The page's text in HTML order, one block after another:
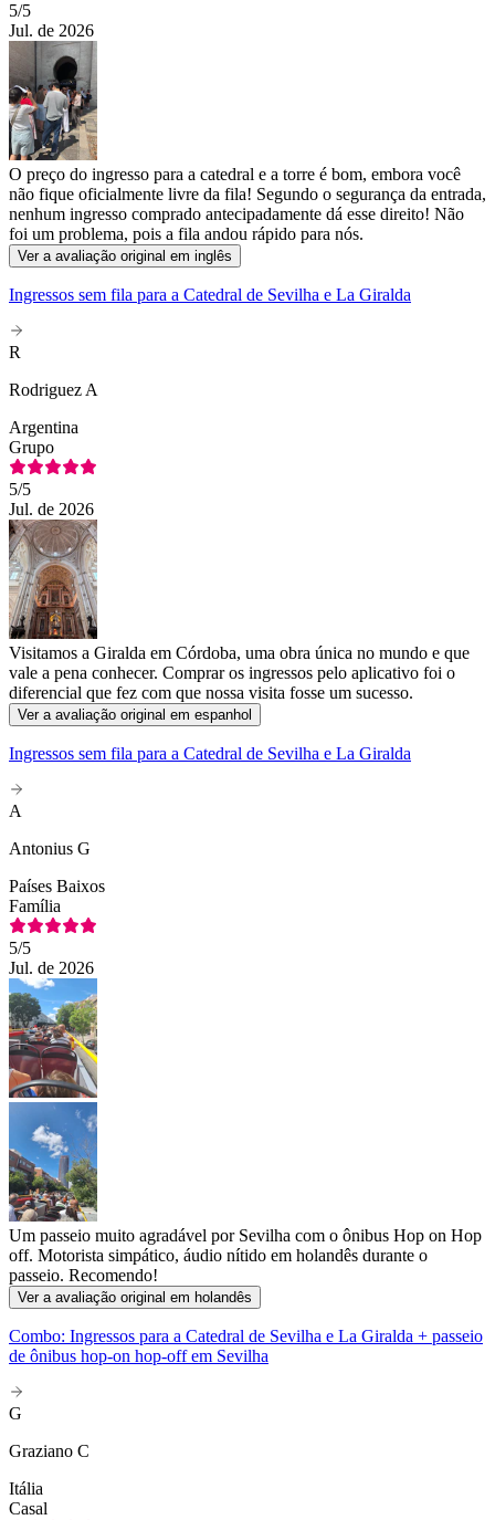
5/5
Jul. de 2026
O preço do ingresso para a catedral e a torre é bom, embora você
não fique oficialmente livre da fila! Segundo o segurança da entrada,
nenhum ingresso comprado antecipadamente dá esse direito! Não
foi um problema, pois a fila andou rápido para nós.
Ver a avaliação original em inglês
Ingressos sem fila para a Catedral de Sevilha e La Giralda
R
Rodriguez A
Argentina
Grupo
5/5
Jul. de 2026
Visitamos a Giralda em Córdoba, uma obra única no mundo e que
vale a pena conhecer. Comprar os ingressos pelo aplicativo foi o
diferencial que fez com que nossa visita fosse um sucesso.
Ver a avaliação original em espanhol
Ingressos sem fila para a Catedral de Sevilha e La Giralda
A
Antonius G
Países Baixos
Família
5/5
Jul. de 2026
Um passeio muito agradável por Sevilha com o ônibus Hop on Hop
off. Motorista simpático, áudio nítido em holandês durante o
passeio. Recomendo!
Ver a avaliação original em holandês
Combo: Ingressos para a Catedral de Sevilha e La Giralda + passeio
de ônibus hop-on hop-off em Sevilha
G
Graziano C
Itália
Casal